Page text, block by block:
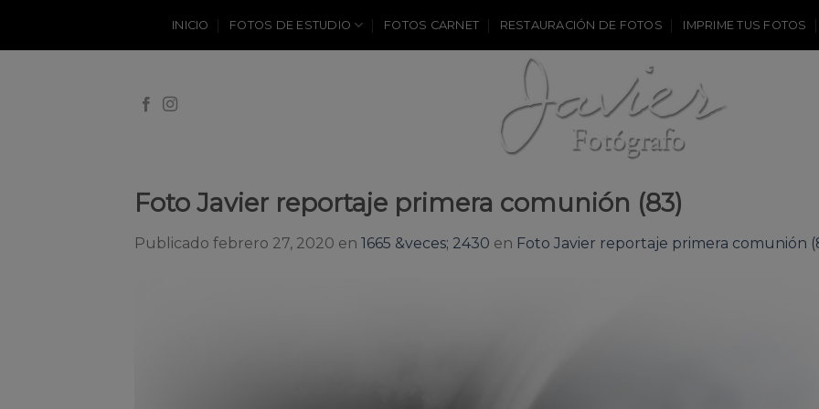
content
INICIO FOTOS DE ESTUDIO FOTOS CARNET RESTAURACIÓN DE FOTOS IMPRIME TUS FOTOS
Foto Javier reportaje primera comunión (83)
Publicado febrero 27, 2020 en 1665 &veces; 2430 en Foto Javier reportaje primera comunión